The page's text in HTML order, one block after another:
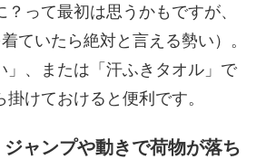
？って最初は思うかもですが、
ていたら絶対と言える勢い）。
」、または「汗ふきタオル」で
掛けておけると便利です。
ジャンプや動きで荷物が落ち